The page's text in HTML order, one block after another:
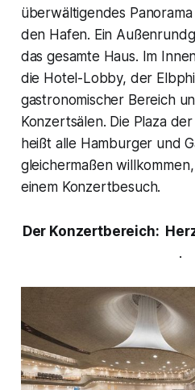
überwältigendes
den Hafen. Ein
das gesamte Haus. Im
die Hotel-Lobby, der
gastronomischer Bereich
Konzertsälen. Die Plaza der
heißt alle Hamburger und
gleichermaßen
einem Konzertbesuch.
Der Konzertbereich:
.